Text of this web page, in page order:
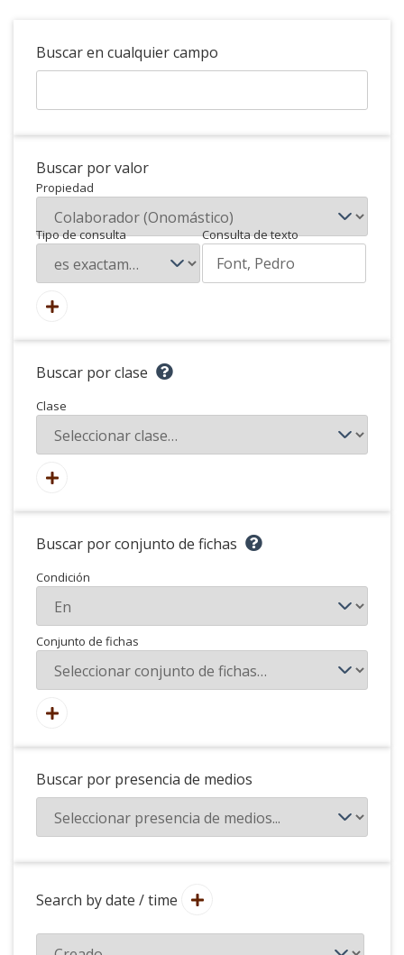
Buscar en cualquier campo
Buscar por valor
Propiedad
Tipo de consulta Consulta de texto
Buscar por clase
Clase
Buscar por conjunto de fichas
Condición
Conjunto de fichas
Buscar por presencia de medios
Search by date / time